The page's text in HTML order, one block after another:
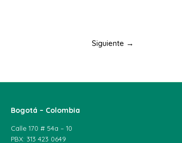
Siguiente →
Bogotá – Colombia
Calle 170 # 54a – 10
PBX: 313 423 0649